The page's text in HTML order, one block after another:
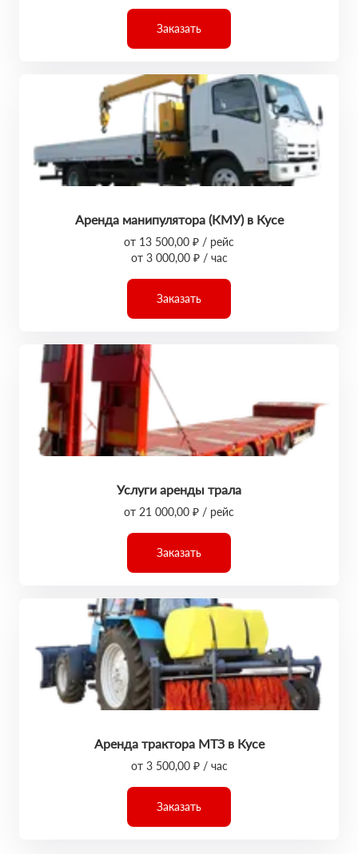
Заказать
Аренда манипулятора (КМУ) в Кусе
от 13 500,00 ₽ / рейс
от 3 000,00 ₽ / час
Заказать
Услуги аренды трала
от 21 000,00 ₽ / рейс
Заказать
Аренда трактора МТЗ в Кусе
от 3 500,00 ₽ / час
Заказать